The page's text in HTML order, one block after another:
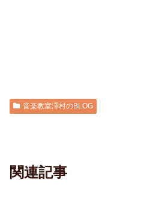
音楽教室澤村のBLOG
関連記事